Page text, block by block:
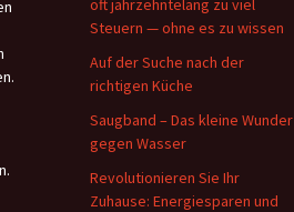
oft jahrzehntelang zu viel
Steuern — ohne es zu wissen
Auf der Suche nach der
richtigen Küche
Saugband – Das kleine Wunder
gegen Wasser
Revolutionieren Sie Ihr
Zuhause: Energiesparen und